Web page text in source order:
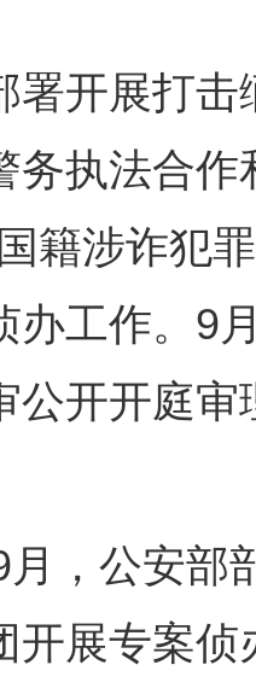
开展打击
务执法合
籍涉诈犯
办工作。9
公开开庭
公安部
开展专案